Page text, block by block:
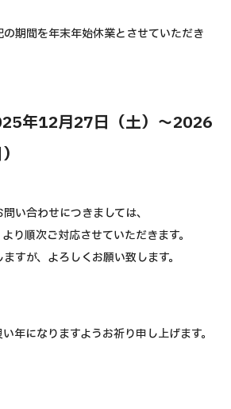
期間を年末年始休業とさせていただき
年12月27日（土）～2026
い合わせにつきましては、
り順次ご対応させていただきます。
すが、よろしくお願い致します。
年になりますようお祈り申し上げます。